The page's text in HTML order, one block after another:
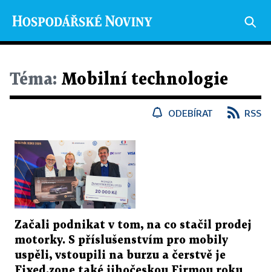
Téma: Mobilní technologie
ODEBÍRAT RSS
Začali podnikat v tom, na co stačil prodej
motorky. S příslušenstvím pro mobily
uspěli, vstoupili na burzu a čerstvě je